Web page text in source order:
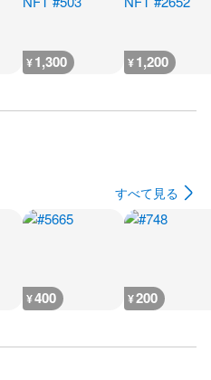
¥1,300 ¥1,200
すべて見る
¥400 ¥200